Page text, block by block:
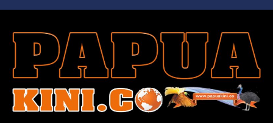
Skip
content